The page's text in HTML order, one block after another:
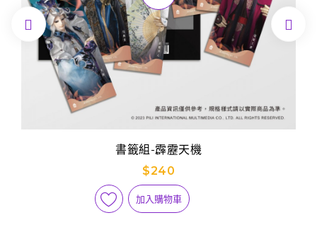
書籤組-霹靂天機
$240
加入購物車
 